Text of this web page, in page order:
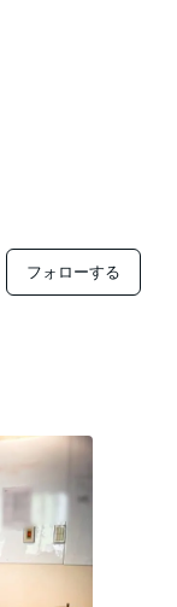
フォローする